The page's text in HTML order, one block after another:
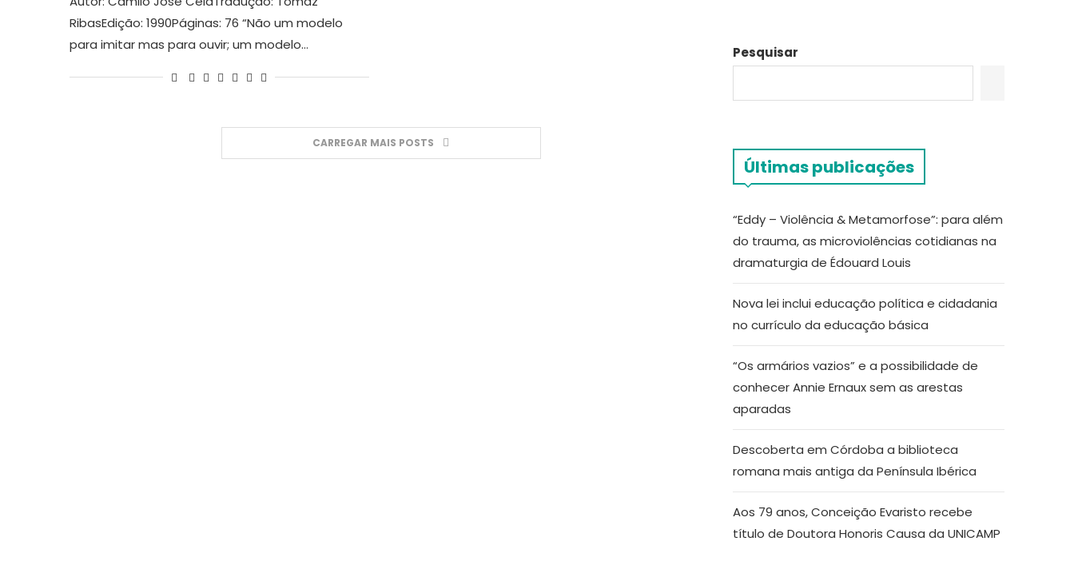
RibasEdição: 1990Páginas: 76 “Não um modelo
para imitar mas para ouvir; um modelo…
CARREGAR MAIS POSTS
Pesquisar
Últimas publicações
“Eddy – Violência & Metamorfose”: para além
do trauma, as microviolências cotidianas na
dramaturgia de Édouard Louis
Nova lei inclui educação política e cidadania
no currículo da educação básica
“Os armários vazios” e a possibilidade de
conhecer Annie Ernaux sem as arestas
aparadas
Descoberta em Córdoba a biblioteca
romana mais antiga da Península Ibérica
Aos 79 anos, Conceição Evaristo recebe
título de Doutora Honoris Causa da UNICAMP